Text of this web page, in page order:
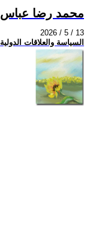
محمد رضا عباس
2026 / 5 / 13
السياسة والعلاقات الدولية